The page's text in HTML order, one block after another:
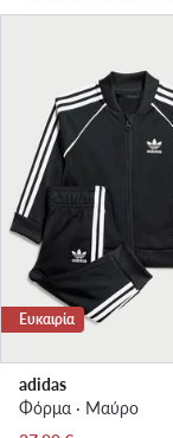
Ευκαιρία
adidas
Φόρμα · Μαύρο